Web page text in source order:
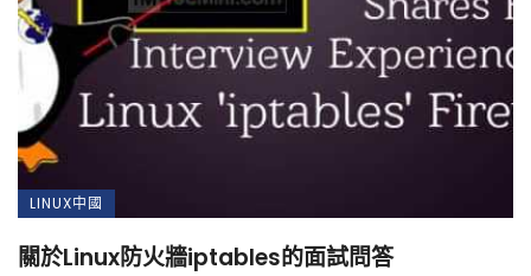
LINUX中國
關於Linux防火牆iptables的面試問答